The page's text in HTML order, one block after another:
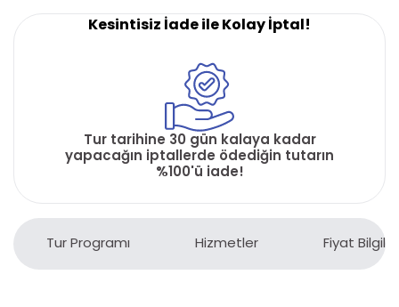
Kesintisiz İade ile Kolay İptal!
Tur tarihine 30 gün kalaya kadar
yapacağın iptallerde ödediğin tutarın
%100'ü iade!
Tur Programı Hizmetler Fiyat